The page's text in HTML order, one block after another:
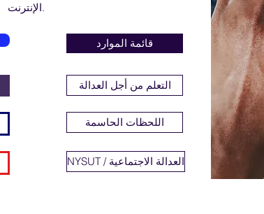
الإنترنت.
قائمة الموارد
التعلم من أجل العدالة
اللحظات الحاسمة
NYSUT / العدالة الاجتماعية